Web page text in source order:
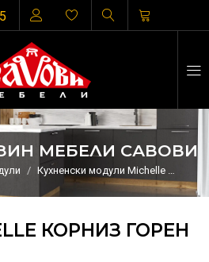
МЕБЕЛИ САВОВИ
Кухненски модули Michelle
КОРНИЗ ГОРЕН